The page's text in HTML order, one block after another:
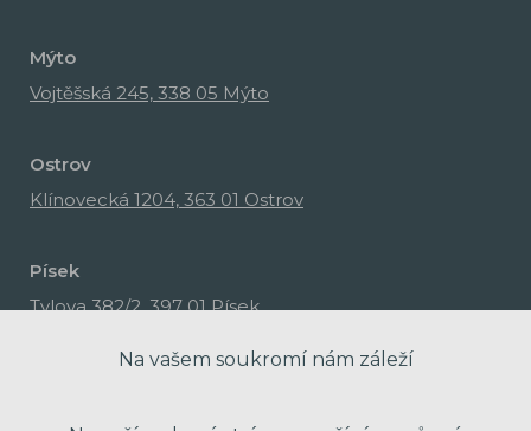
Mýto
Vojtěšská 245, 338 05 Mýto
Ostrov
Klínovecká 1204, 363 01 Ostrov
Písek
Tylova 382/2, 397 01 Písek
Na vašem soukromí nám záleží